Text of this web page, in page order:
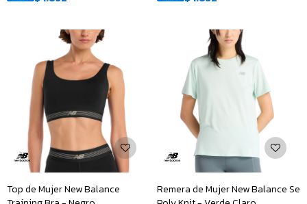
Top de Mujer New Balance
Remera de Mujer New Balance Se